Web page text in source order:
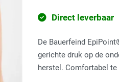
Direct leverbaar
De Bauerfeind
gerichte druk op de
herstel. Comfortabel te